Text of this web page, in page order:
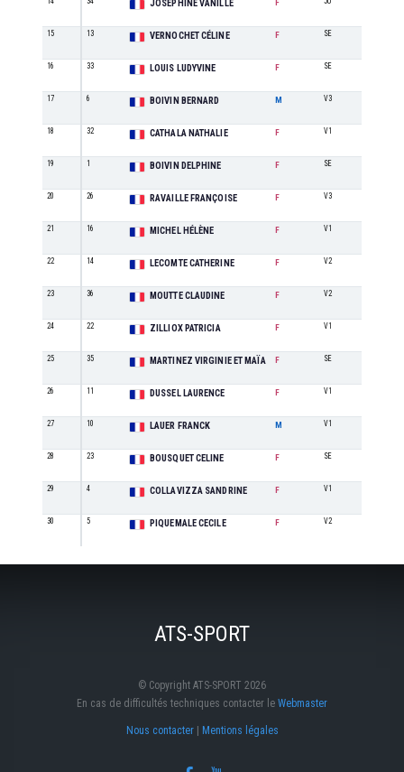
JOSEPHINE VANILLE F
15 13 VERNOCHET CÉLINE F SE
16 33 LOUIS LUDYVINE F SE
17 6 BOIVIN BERNARD M V3
18 32 CATHALA NATHALIE F V1
19 1 BOIVIN DELPHINE F SE
20 26 RAVAILLE FRANÇOISE F V3
21 16 MICHEL HÉLÈNE F V1
22 14 LECOMTE CATHERINE F V2
23 36 MOUTTE CLAUDINE F V2
24 22 ZILLIOX PATRICIA F V1
25 35 MARTINEZ VIRGINIE ET MAÏA F SE
26 11 DUSSEL LAURENCE F V1
27 10 LAUER FRANCK M V1
28 23 BOUSQUET CELINE F SE
29 4 COLLAVIZZA SANDRINE F V1
30 5 PIQUEMALE CECILE F V2
ATS-SPORT
© Copyright ATS-SPORT 2026
En cas de difficultés techniques contacter le Webmaster
Nous contacter| Mentions légales